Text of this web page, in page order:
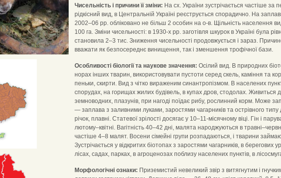
Чисельність і причини її зміни: На сх. України зустрічається частіше
рідкісний вид, в Центральній Україні реєструється спорадично. На
2002–06 рр. обліковано не більш 2 особин на о-в. Щільність населення
100 га. Змiни чисельностi: в 1930-х рр. заготівля шкурок в Україні була
становила 2–3 тис. Зниження чисельності продовжується і зараз.
вважати як безпосереднє винищення, так і зменшення трофічної бази.
Особливості біології та наукове значення: Осілий вид. В природних
норах інших тварин, використовувати пустоти серед скель, каміння та
пеньки, скирти. Вид з чітко вираженим синантропізмом. В населених
спорудах, на горищах жилих будівель, в купах дров, стодолах.
земноводних, плазунів, при нагоді поїдає рибу, рослинний корм. Може
— заплава з заливними луками, заростями чагарників та острівного
річок, плавні. Статевої зрілості досягає у 10–11-місячному віці. Гін і
лютому–квітні. Вагітність 40–42 дні, малята народжуються в
частіше 4–8 малят. Восени сімейні групи розпадаються, і тварини
Зустрічається у відкритих біотопах з заростями чагарників, в берегових
лісах, садах, парках, в агроценозах поблизу населених пунктів, в
Морфологічні ознаки: Приземистий невеликий звір з витягнутим і